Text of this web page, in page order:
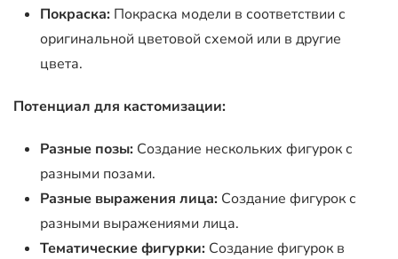
Покраска: Покраска модели в соответствии с
оригинальной цветовой схемой или в другие
цвета.
Потенциал для кастомизации:
Разные позы: Создание нескольких фигурок с
разными позами.
Разные выражения лица: Создание фигурок с
разными выражениями лица.
Тематические фигурки: Создание фигурок в